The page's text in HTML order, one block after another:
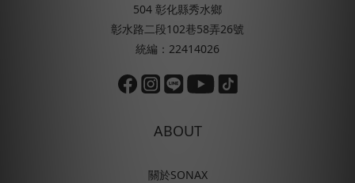
504 彰化縣秀水鄉
彰水路二段102巷58弄26號
統編：22414026
ABOUT
關於SONAX